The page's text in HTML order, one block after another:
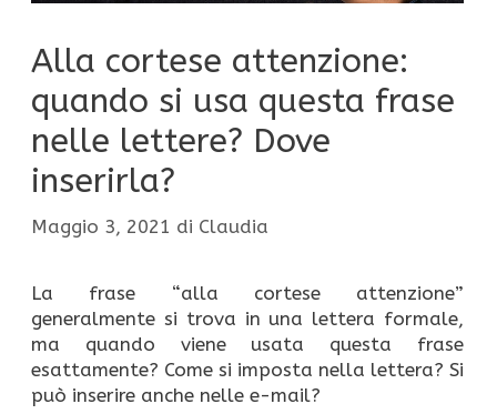
Alla cortese attenzione:
quando si usa questa frase
nelle lettere? Dove
inserirla?
Maggio 3, 2021 di Claudia
La frase “alla cortese attenzione”
generalmente si trova in una lettera formale,
ma quando viene usata questa frase
esattamente? Come si imposta nella lettera? Si
può inserire anche nelle e-mail?